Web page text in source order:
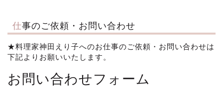
仕事のご依頼・お問い合わせ
★料理家神田えり子へのお仕事のご依頼・お問い合わせは
下記よりお願いいたします。
お問い合わせフォーム